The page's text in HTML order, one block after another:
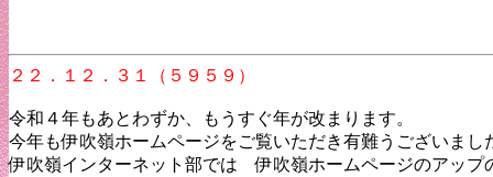
２２．１２．３１（５９５９）
令和４年もあとわずか、もうすぐ年が改まります。
今年も伊吹嶺ホームページをご覧いただき有難うございま
伊吹嶺インターネット部では 伊吹嶺ホームページのアップ